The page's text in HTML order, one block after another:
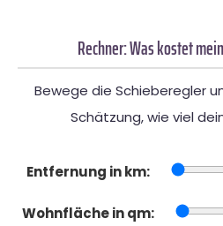
Rechner: Was kostet
Bewege die Schieberegler
Schätzung, wie viel
Entfernung in km:
Wohnfläche in qm: